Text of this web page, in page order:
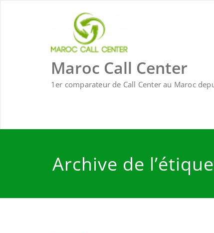
Maroc Call Center
1er comparateur de Call Center au Maroc
Archive de